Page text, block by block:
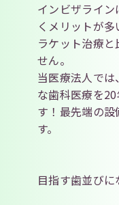
インビザライ
くメリットが
ラケット治療
せん。
当医療法人で
な歯科医療を
す！最先端の
す。
目指す歯並び